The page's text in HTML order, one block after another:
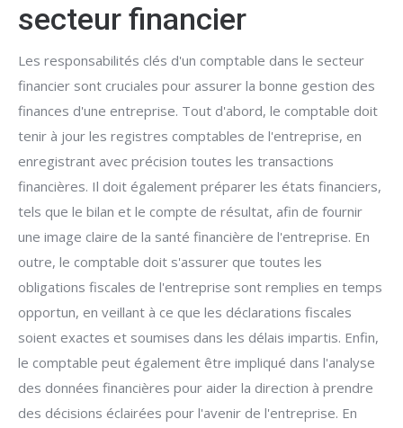
secteur financier
Les responsabilités clés d'un comptable dans le secteur
financier sont cruciales pour assurer la bonne gestion des
finances d'une entreprise. Tout d'abord, le comptable doit
tenir à jour les registres comptables de l'entreprise, en
enregistrant avec précision toutes les transactions
financières. Il doit également préparer les états financiers,
tels que le bilan et le compte de résultat, afin de fournir
une image claire de la santé financière de l'entreprise. En
outre, le comptable doit s'assurer que toutes les
obligations fiscales de l'entreprise sont remplies en temps
opportun, en veillant à ce que les déclarations fiscales
soient exactes et soumises dans les délais impartis. Enfin,
le comptable peut également être impliqué dans l'analyse
des données financières pour aider la direction à prendre
des décisions éclairées pour l'avenir de l'entreprise. En